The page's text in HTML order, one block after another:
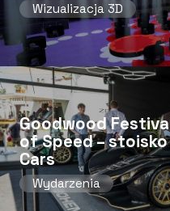
Wizualizacja 3D
Goodwood
of Speed ​​–
Cars
Wydarzenia